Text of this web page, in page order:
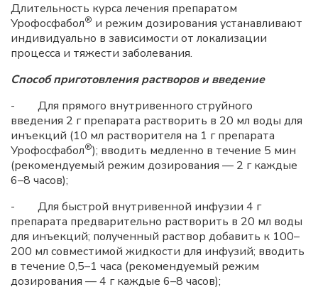
Длительность курса лечения препаратом
Урофосфабол® и режим дозирования устанавливают
индивидуально в зависимости от локализации
процесса и тяжести заболевания.
Способ приготовления растворов и введение
- Для прямого внутривенного струйного
введения 2 г препарата растворить в 20 мл воды для
инъекций (10 мл растворителя на 1 г препарата
Урофосфабол®); вводить медленно в течение 5 мин
(рекомендуемый режим дозирования — 2 г каждые
6–8 часов);
- Для быстрой внутривенной инфузии 4 г
препарата предварительно растворить в 20 мл воды
для инъекций; полученный раствор добавить к 100–
200 мл совместимой жидкости для инфузий; вводить
в течение 0,5–1 часа (рекомендуемый режим
дозирования — 4 г каждые 6–8 часов);